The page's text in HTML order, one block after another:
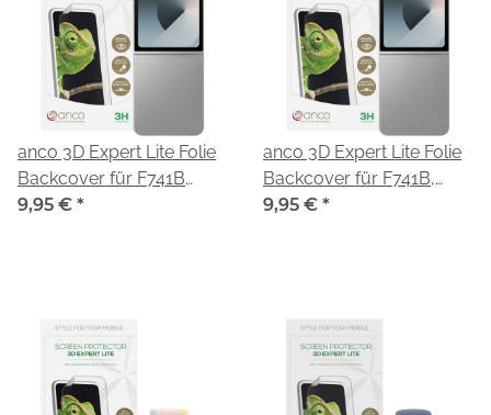
anco 3D Expert Lite Folie
Backcover für F741B
Samsung Galaxy Z Flip6
9,95 € *
anco 3D Expert Lite Folie
Backcover für F741B,
F761B Samsung Galaxy Z
9,95 € *